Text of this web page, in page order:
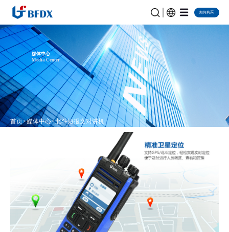
如何购买
媒体中心
Media Center
首页 媒体中心 北斗短报文对讲机